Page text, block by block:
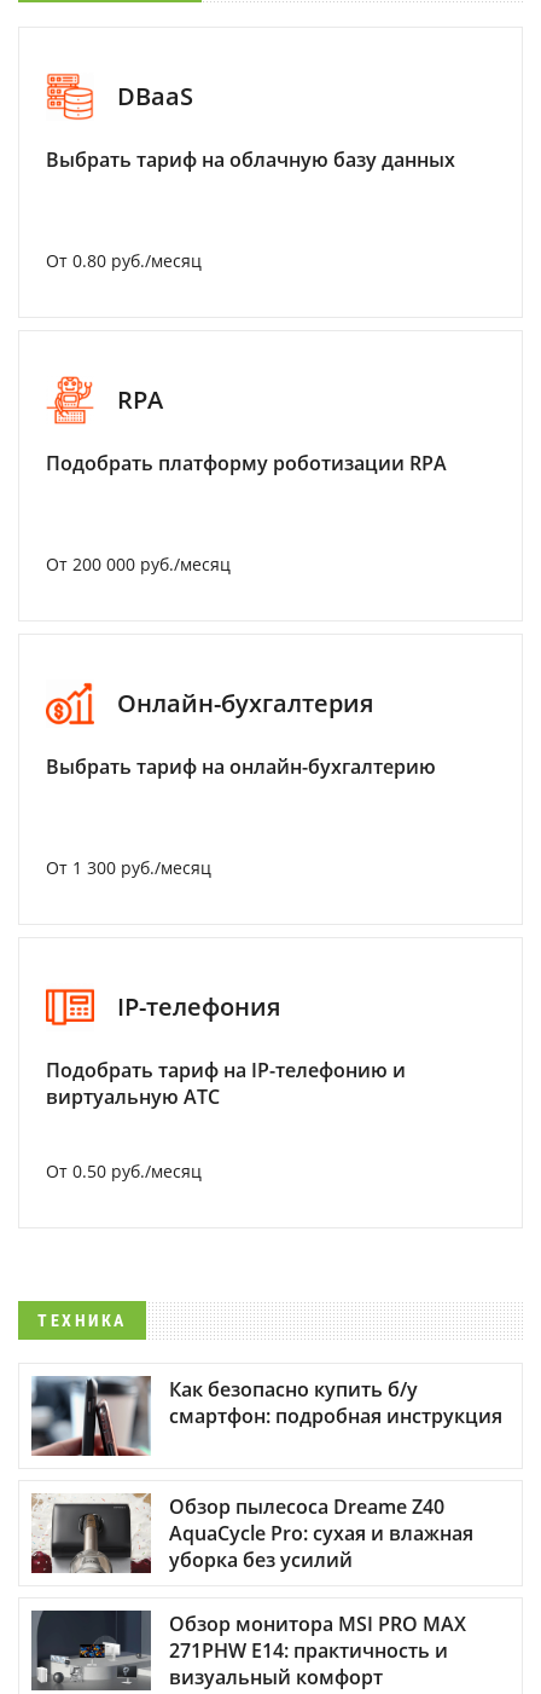
DBaaS
Выбрать тариф на облачную базу данных
От 0.80 руб./месяц
RPA
Подобрать платформу роботизации RPA
От 200 000 руб./месяц
Онлайн-бухгалтерия
Выбрать тариф на онлайн-бухгалтерию
От 1 300 руб./месяц
IP-телефония
Подобрать тариф на IP-телефонию и
виртуальную АТС
От 0.50 руб./месяц
ТЕХНИКА
Как безопасно купить б/у
смартфон: подробная инструкция
Обзор пылесоса Dreame Z40
AquaCycle Pro: сухая и влажная
уборка без усилий
Обзор монитора MSI PRO MAX
271PHW E14: практичность и
визуальный комфорт